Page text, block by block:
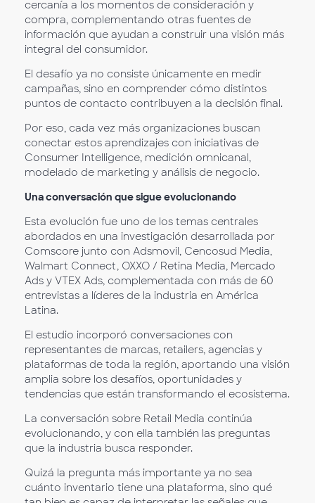
cercanía a los momentos de consideración y
compra, complementando otras fuentes de
información que ayudan a construir una visión más
integral del consumidor.
El desafío ya no consiste únicamente en medir
campañas, sino en comprender cómo distintos
puntos de contacto contribuyen a la decisión final.
Por eso, cada vez más organizaciones buscan
conectar estos aprendizajes con iniciativas de
Consumer Intelligence, medición omnicanal,
modelado de marketing y análisis de negocio.
Una conversación que sigue evolucionando
Esta evolución fue uno de los temas centrales
abordados en una investigación desarrollada por
Comscore junto con Adsmovil, Cencosud Media,
Walmart Connect, OXXO / Retina Media, Mercado
Ads y VTEX Ads, complementada con más de 60
entrevistas a líderes de la industria en América
Latina.
El estudio incorporó conversaciones con
representantes de marcas, retailers, agencias y
plataformas de toda la región, aportando una visión
amplia sobre los desafíos, oportunidades y
tendencias que están transformando el ecosistema.
La conversación sobre Retail Media continúa
evolucionando, y con ella también las preguntas
que la industria busca responder.
Quizá la pregunta más importante ya no sea
cuánto inventario tiene una plataforma, sino qué